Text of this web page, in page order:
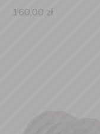
160,00 zł